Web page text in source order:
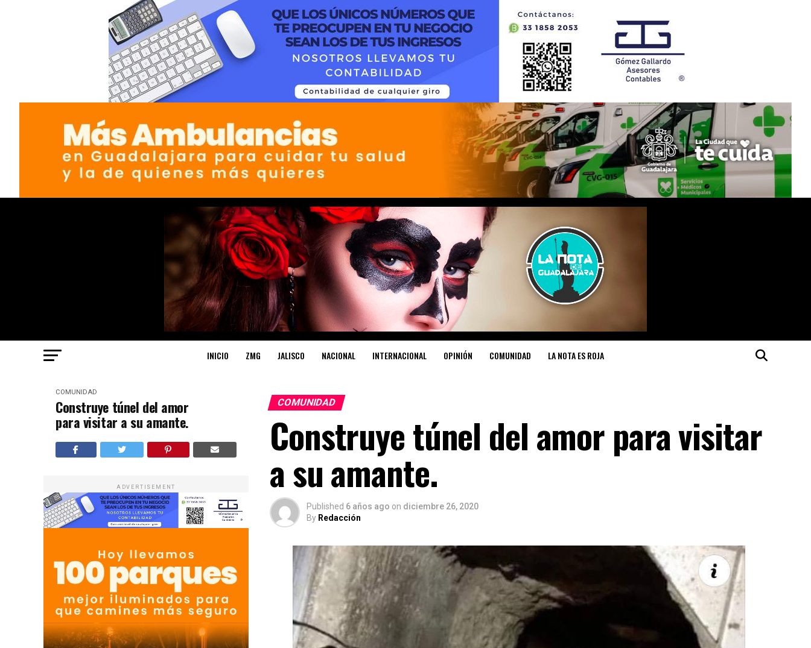
INICIO ZMG JALISCO NACIONAL INTERNACIONAL OPINIÓN COMUNIDAD LA NOTA ES ROJA
COMUNIDAD
Construye túnel del amor
para visitar a su amante.
ADVERTISEMENT
COMUNIDAD
Construye túnel del amor para visitar
a su amante.
Published 6 años ago on diciembre 26, 2020
By Redacción